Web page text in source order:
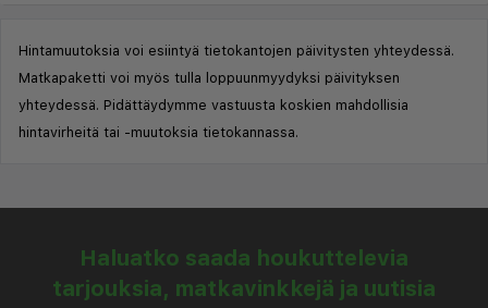
Hintamuutoksia voi esiintyä tietokantojen päivitysten yhteydessä.
Matkapaketti voi myös tulla loppuunmyydyksi päivityksen
yhteydessä. Pidättäydymme vastuusta koskien mahdollisia
hintavirheitä tai -muutoksia tietokannassa.
Haluatko saada houkuttelevia
tarjouksia, matkavinkkejä ja uutisia